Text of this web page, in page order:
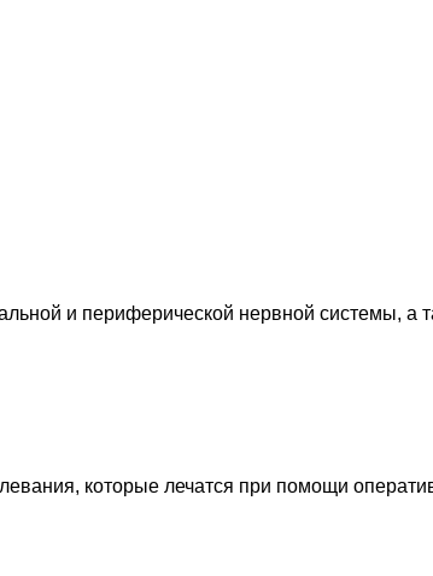
и периферической нервной системы, а
которые лечатся при помощи